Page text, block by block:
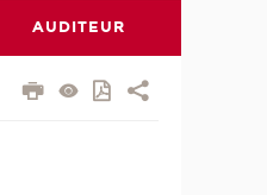
AUDITEUR